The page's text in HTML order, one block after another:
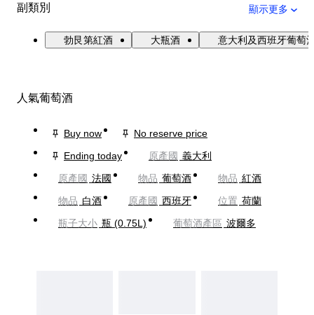
副類別 顯示更多
勃艮第紅酒 大瓶酒 意大利及西班牙葡萄
人氣葡萄酒
Buy now
No reserve price
Ending today
原產國 義大利
原產國 法國 物品 葡萄酒 物品 紅酒
物品 白酒 原產國 西班牙 位置 荷蘭
瓶子大小 瓶 (0.75L) 葡萄酒產區 波爾多